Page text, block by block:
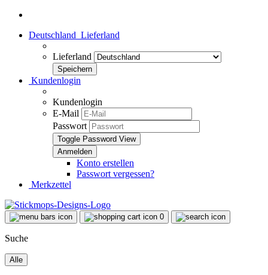
Deutschland Lieferland
Lieferland
Kundenlogin
Kundenlogin
E-Mail
Passwort
Toggle Password View
Konto erstellen
Passwort vergessen?
Merkzettel
0
Suche
Alle